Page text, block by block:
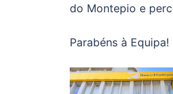
do Montepio e
Parabéns à Equipa!